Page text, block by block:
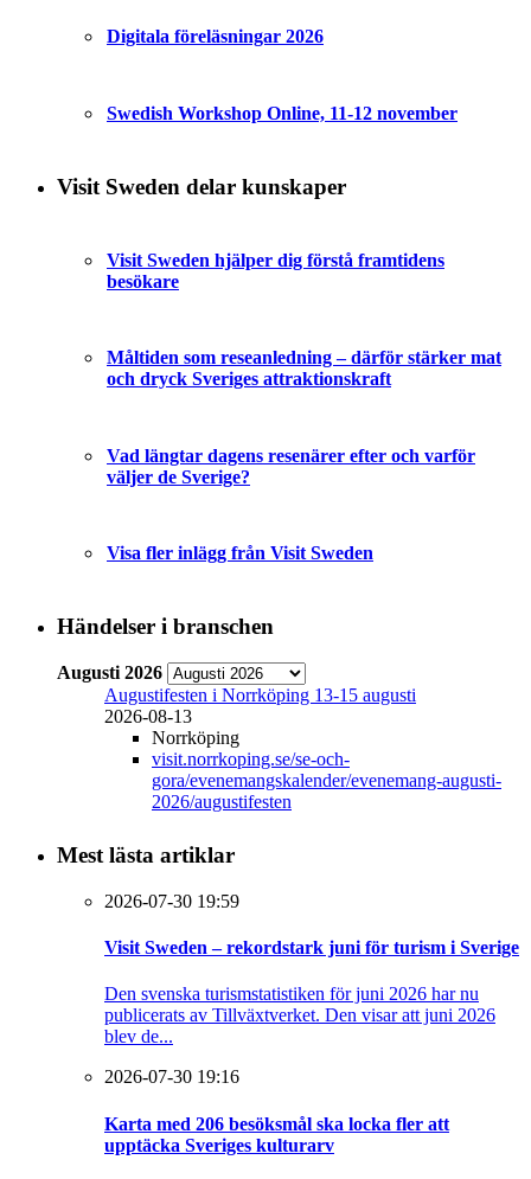
Digitala föreläsningar 2026
Swedish Workshop Online, 11-12 november
Visit Sweden delar kunskaper
Visit Sweden hjälper dig förstå framtidens
besökare
Måltiden som reseanledning – därför stärker mat
och dryck Sveriges attraktionskraft
Vad längtar dagens resenärer efter och varför
väljer de Sverige?
Visa fler inlägg från Visit Sweden
Händelser i branschen
Augusti 2026
Augustifesten i Norrköping 13-15 augusti
2026-08-13
Norrköping
visit.norrkoping.se/se-och-
gora/evenemangskalender/evenemang-augusti-
2026/augustifesten
Mest lästa artiklar
2026-07-30 19:59
Visit Sweden – rekordstark juni för turism i Sverige
Den svenska turismstatistiken för juni 2026 har nu
publicerats av Tillväxtverket. Den visar att juni 2026
blev de...
2026-07-30 19:16
Karta med 206 besöksmål ska locka fler att
upptäcka Sveriges kulturarv